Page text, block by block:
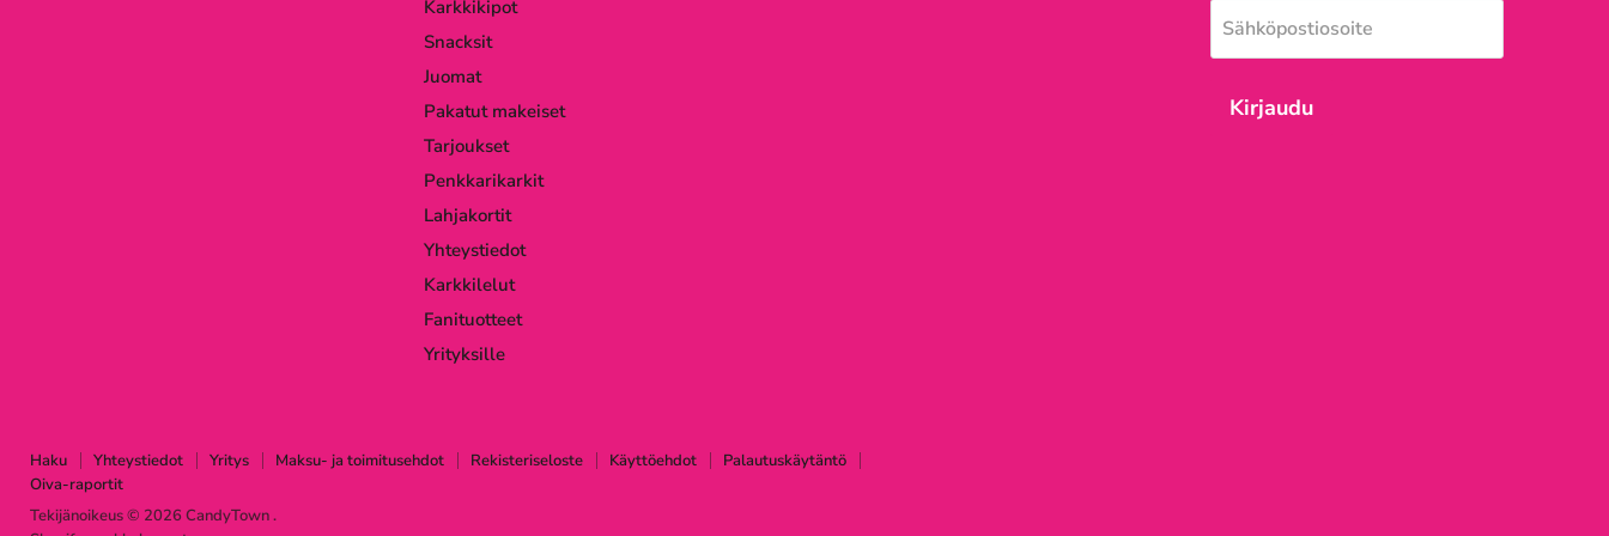
Karkkikipot
Snacksit
Juomat
Pakatut makeiset
Tarjoukset
Penkkarikarkit
Lahjakortit
Yhteystiedot
Karkkilelut
Fanituotteet
Yrityksille
Sähköpostiosoite
Kirjaudu
Haku Yhteystiedot Yritys Maksu- ja toimitusehdot Rekisteriseloste Käyttöehdot
Palautuskäytäntö
Oiva-raportit
Tekijänoikeus © 2026 CandyTown .